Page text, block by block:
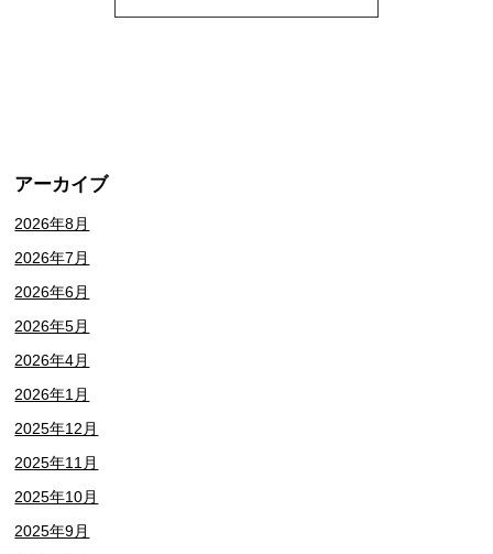
アーカイブ
2026年8月
2026年7月
2026年6月
2026年5月
2026年4月
2026年1月
2025年12月
2025年11月
2025年10月
2025年9月